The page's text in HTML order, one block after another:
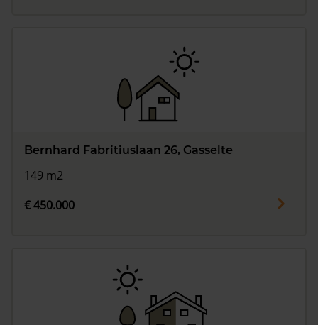
Bernhard Fabritiuslaan 26, Gasselte
149 m2
€ 450.000